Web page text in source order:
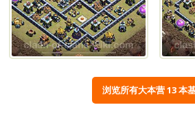
浏览所有大本营 13 本